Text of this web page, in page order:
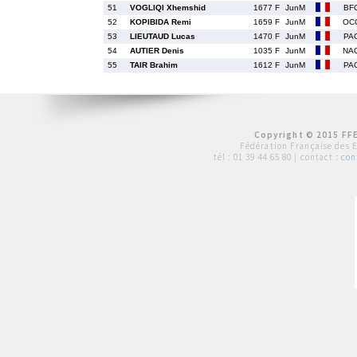
51
VOGLIQI Xhemshid 1677 F JunM
52
KOPIBIDA Remi 1659 F JunM
53
LIEUTAUD Lucas 1470 F JunM
54
AUTIER Denis 1035 F JunM
55
TAIR Brahim 1612 F JunM
Copyright © 2015
Fédération Française des
tél : 01 39 44 65 80 | contact :